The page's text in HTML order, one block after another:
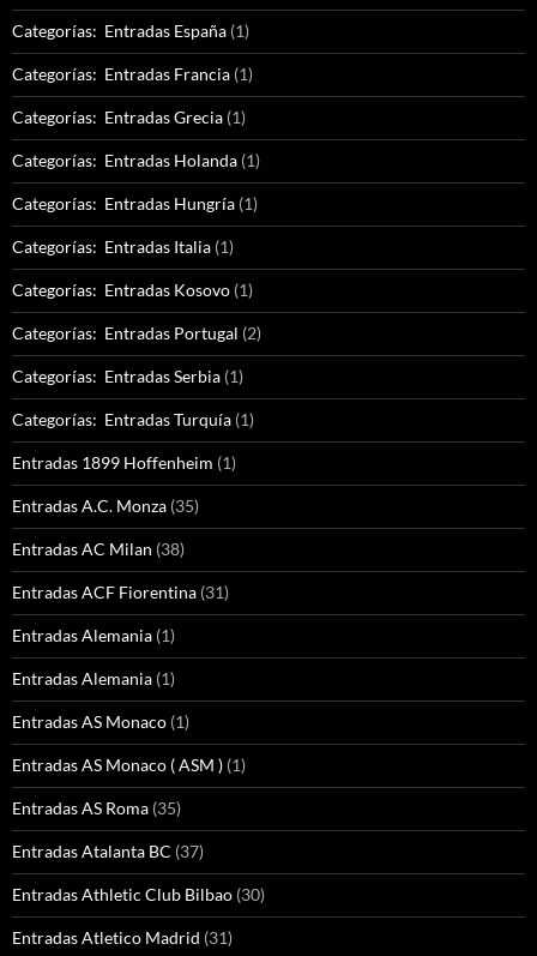
Categorías: Entradas España (1)
Categorías: Entradas Francia (1)
Categorías: Entradas Grecia (1)
Categorías: Entradas Holanda (1)
Categorías: Entradas Hungría (1)
Categorías: Entradas Italia (1)
Categorías: Entradas Kosovo (1)
Categorías: Entradas Portugal (2)
Categorías: Entradas Serbia (1)
Categorías: Entradas Turquía (1)
Entradas 1899 Hoffenheim (1)
Entradas A.C. Monza (35)
Entradas AC Milan (38)
Entradas ACF Fiorentina (31)
Entradas Alemania (1)
Entradas Alemania (1)
Entradas AS Monaco (1)
Entradas AS Monaco ( ASM ) (1)
Entradas AS Roma (35)
Entradas Atalanta BC (37)
Entradas Athletic Club Bilbao (30)
Entradas Atletico Madrid (31)